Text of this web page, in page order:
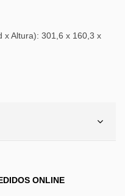
x Altura): 301,6 x 160,3 x
ONLINE